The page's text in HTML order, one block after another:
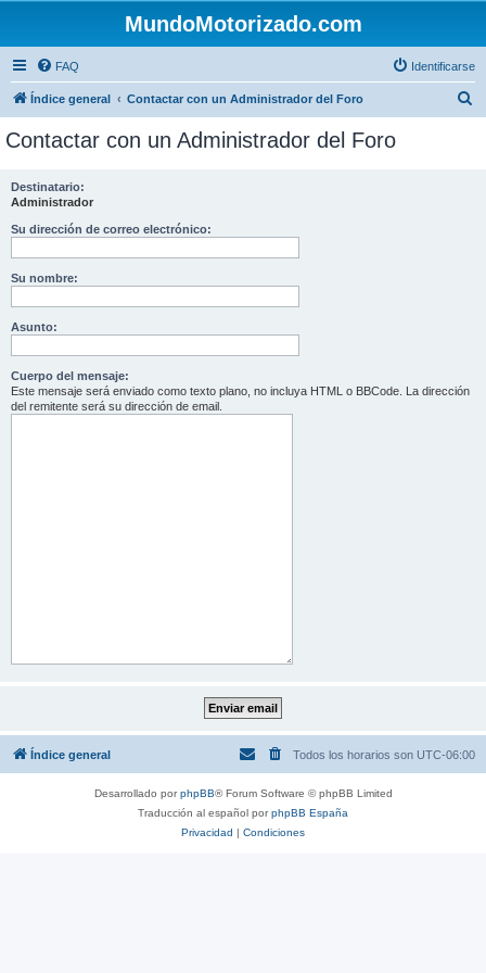
MundoMotorizado.com
FAQ Identificarse
Índice general Contactar con un Administrador del Foro
Contactar con un Administrador del Foro
Destinatario:
Administrador
Su dirección de correo electrónico:
Su nombre:
Asunto:
Cuerpo del mensaje:
Este mensaje será enviado como texto plano, no incluya HTML o BBCode. La dirección
del remitente será su dirección de email.
Índice general Todos los horarios son UTC-06:00
Desarrollado porphpBB® Forum Software © phpBB Limited
Traducción al español porphpBB España
Privacidad | Condiciones